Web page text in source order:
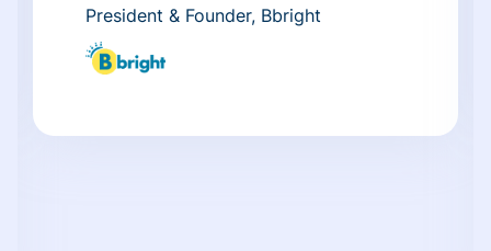
President & Founder, Bbright